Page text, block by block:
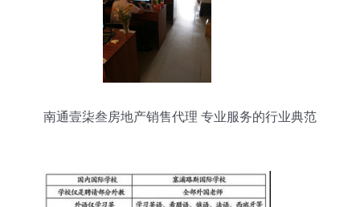
南通壹柒叁房地产销售代理 专业服务的行业典范